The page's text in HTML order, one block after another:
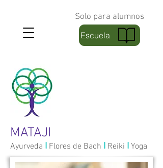
Solo para alumnos
Escuela
MATAJI
Ayurveda I Flores de Bach I Reiki I Yoga